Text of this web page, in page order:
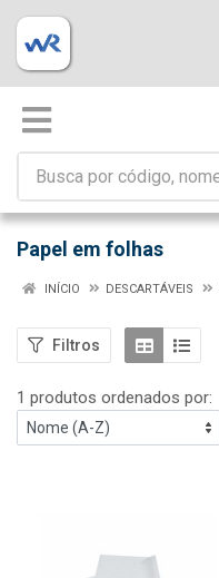
Papel em folhas
INÍCIO DESCARTÁVEIS
Filtros
1 produtos ordenados por: